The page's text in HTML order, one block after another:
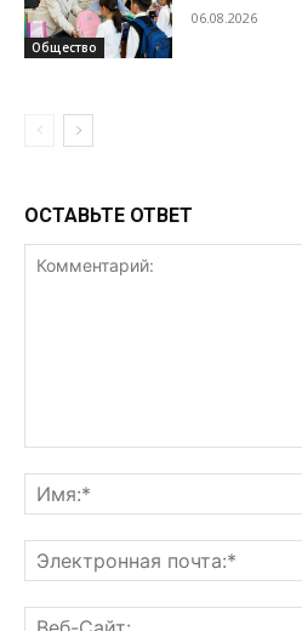
Общество
06.08.2026
ОСТАВЬТЕ ОТВЕТ